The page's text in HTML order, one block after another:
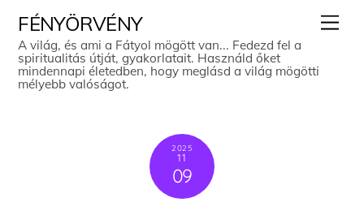
content
FÉNYÖRVÉNY
A világ, és ami a Fátyol mögött van... Fedezd fel a
spiritualitás útját, gyakorlatait. Használd őket
mindennapi életedben, hogy meglásd a világ mögötti
mélyebb valóságot.
2025
11
09